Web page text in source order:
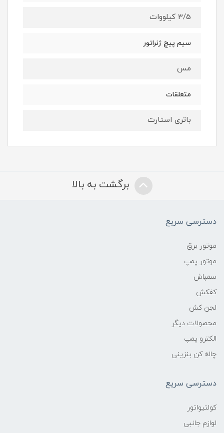
3/5 کیلووات
سیم پیچ ژنراتور
مس
متعلقات
باتری استارت
برگشت به بالا
دسترسی سریع
موتور برق
موتور پمپ
سمپاش
کفکش
لجن کش
محصولات دیگر
الکترو پمپ
چاله کن بنزینی
دسترسی سریع
کولتیواتور
لوازم جانبی